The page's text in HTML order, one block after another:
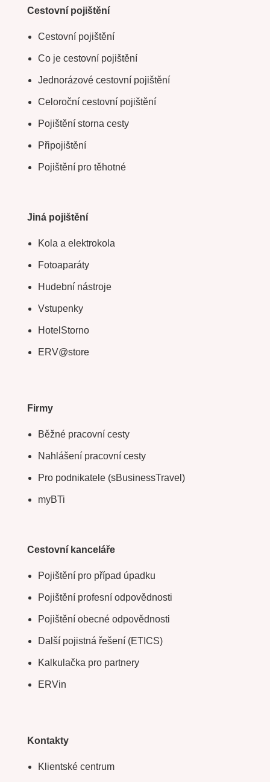
Cestovní pojištění
Cestovní pojištění
Co je cestovní pojištění
Jednorázové cestovní pojištění
Celoroční cestovní pojištění
Pojištění storna cesty
Připojištění
Pojištění pro těhotné
Jiná pojištění
Kola a elektrokola
Fotoaparáty
Hudební nástroje
Vstupenky
HotelStorno
ERV@store
Firmy
Běžné pracovní cesty
Nahlášení pracovní cesty
Pro podnikatele (sBusinessTravel)
myBTi
Cestovní kanceláře
Pojištění pro případ úpadku
Pojištění profesní odpovědnosti
Pojištění obecné odpovědnosti
Další pojistná řešení (ETICS)
Kalkulačka pro partnery
ERVin
Kontakty
Klientské centrum